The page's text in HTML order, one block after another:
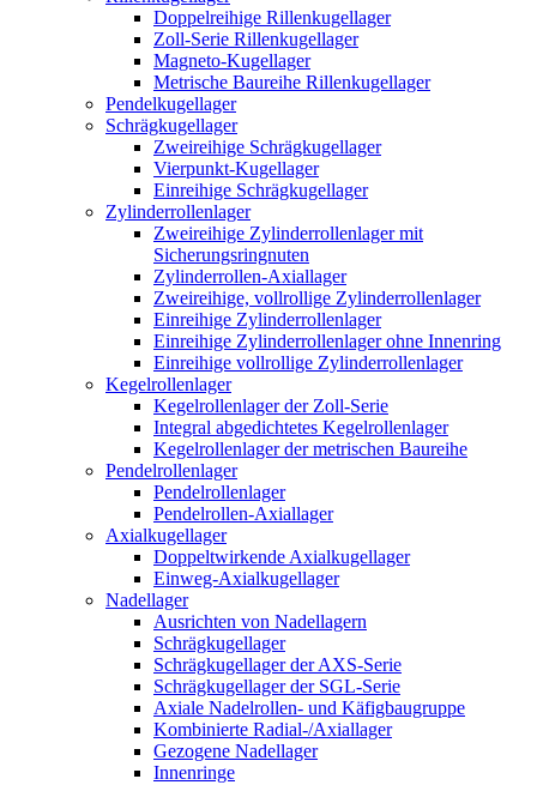
Doppelreihige Rillenkugellager
Zoll-Serie Rillenkugellager
Magneto-Kugellager
Metrische Baureihe Rillenkugellager
Pendelkugellager
Schrägkugellager
Zweireihige Schrägkugellager
Vierpunkt-Kugellager
Einreihige Schrägkugellager
Zylinderrollenlager
Zweireihige Zylinderrollenlager mit
Sicherungsringnuten
Zylinderrollen-Axiallager
Zweireihige, vollrollige Zylinderrollenlager
Einreihige Zylinderrollenlager
Einreihige Zylinderrollenlager ohne Innenring
Einreihige vollrollige Zylinderrollenlager
Kegelrollenlager
Kegelrollenlager der Zoll-Serie
Integral abgedichtetes Kegelrollenlager
Kegelrollenlager der metrischen Baureihe
Pendelrollenlager
Pendelrollenlager
Pendelrollen-Axiallager
Axialkugellager
Doppeltwirkende Axialkugellager
Einweg-Axialkugellager
Nadellager
Ausrichten von Nadellagern
Schrägkugellager
Schrägkugellager der AXS-Serie
Schrägkugellager der SGL-Serie
Axiale Nadelrollen- und Käfigbaugruppe
Kombinierte Radial-/Axiallager
Gezogene Nadellager
Innenringe